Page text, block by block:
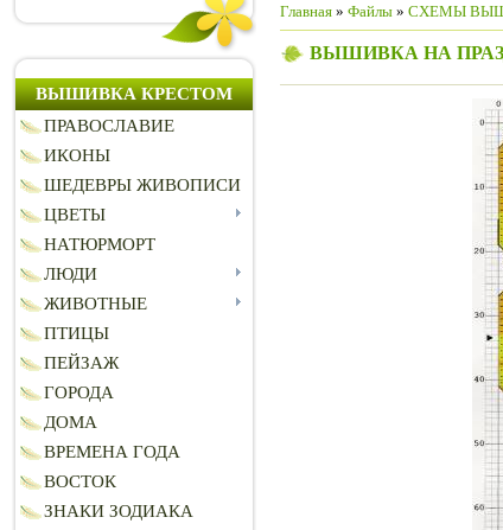
ВЫШИВКА КРЕСТОМ
ПРАВОСЛАВИЕ
ИКОНЫ
ШЕДЕВРЫ ЖИВОПИСИ
ЦВЕТЫ
НАТЮРМОРТ
ЛЮДИ
ЖИВОТНЫЕ
ПТИЦЫ
ПЕЙЗАЖ
ГОРОДА
ДОМА
ВРЕМЕНА ГОДА
ВОСТОК
ЗНАКИ ЗОДИАКА
Главная » Файлы » СХЕМЫ
ВЫШИВКА НА